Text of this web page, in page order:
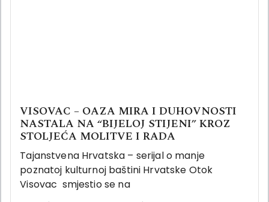
VISOVAC – OAZA MIRA I DUHOVNOSTI
NASTALA NA “BIJELOJ STIJENI” KROZ
STOLJEĆA MOLITVE I RADA
Tajanstvena Hrvatska – serijal o manje
poznatoj kulturnoj baštini Hrvatske Otok
Visovac smjestio se na